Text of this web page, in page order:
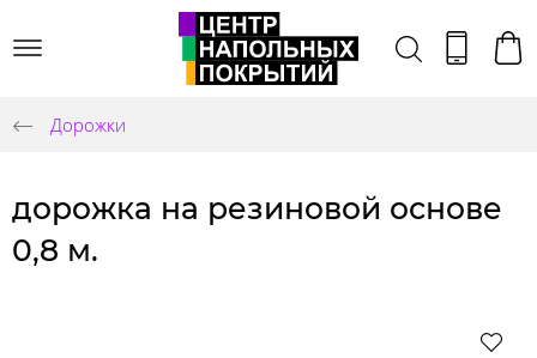
Дорожки
дорожка на резиновой основе
0,8 м.